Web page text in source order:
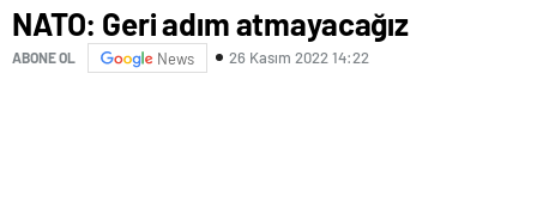
NATO: Geri adım atmayacağız
ABONE OL News 26 Kasım 2022 14:22